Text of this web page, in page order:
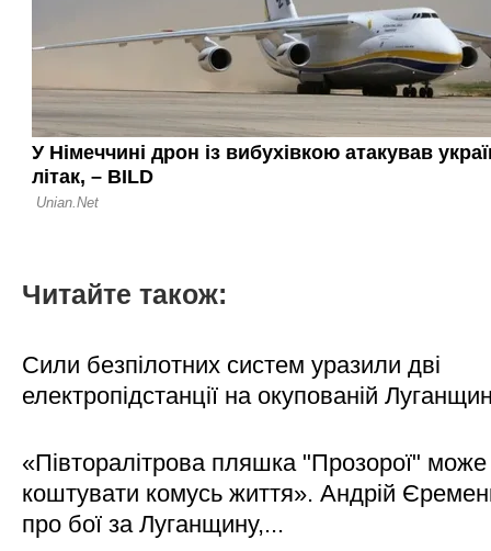
Читайте також:
Сили безпілотних систем уразили дві
електропідстанції на окупованій
«Півторалітрова пляшка "Прозорої" може
коштувати комусь життя». Андрій
про бої за Луганщину,...